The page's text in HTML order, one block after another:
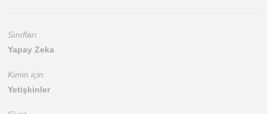
Sınıfları
Yapay Zeka
Kimin için
Yetişkinler